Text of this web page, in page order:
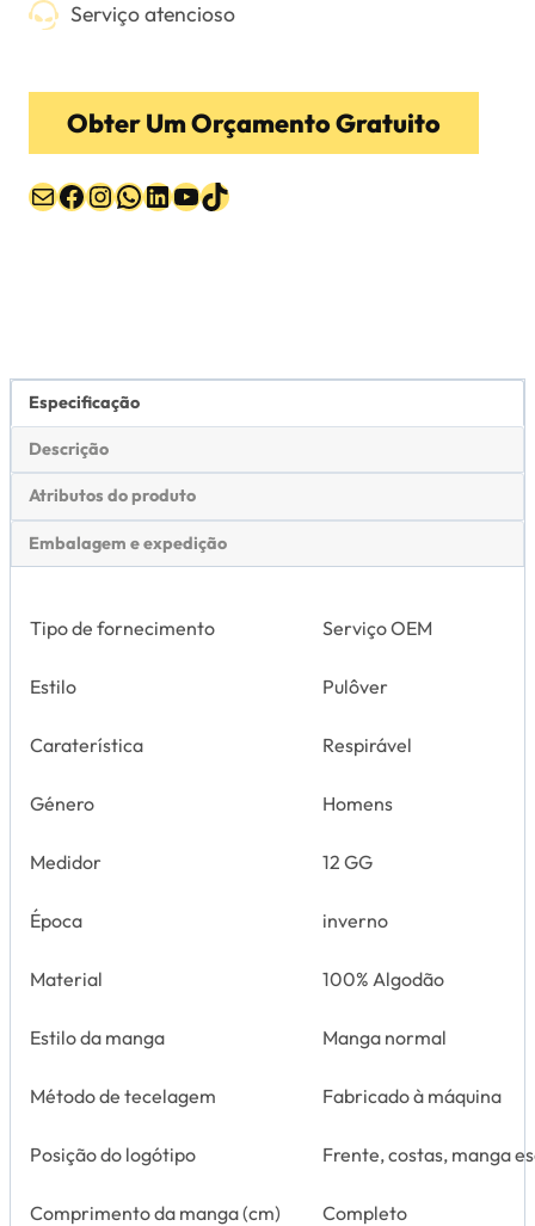
Serviço atencioso
Obter Um Orçamento Gratuito
Correio
Facebook
Instagram
WhatsApp
LinkedIn
YouTube
TikTok
Especificação
Descrição
Atributos do produto
Embalagem e expedição
Tipo de fornecimento Serviço OEM
Estilo Pulôver
Caraterística Respirável
Género Homens
Medidor 12 GG
Época inverno
Material 100% Algodão
Estilo da manga Manga normal
Método de tecelagem Fabricado à máquina
Posição do logótipo Frente, costas, manga
Comprimento da manga (cm) Completo